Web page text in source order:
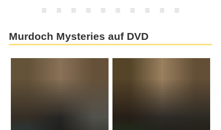
Murdoch Mysteries auf DVD